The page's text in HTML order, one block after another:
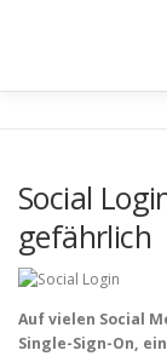
RECHTLICHES
Social
gefährlich
Auf vielen Social
Single-Sign-On,